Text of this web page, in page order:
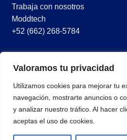
Valoramos tu privacidad
Utilizamos cookies para mejorar tu
navegación, mostrarte anuncios o
y analizar nuestro tráfico. Al hacer
aceptas el uso de cookies.
Trabaja con nosotros
Moddtech
+52 (662) 268-5784
© 2026 Todos los derechos
Política de privacidad